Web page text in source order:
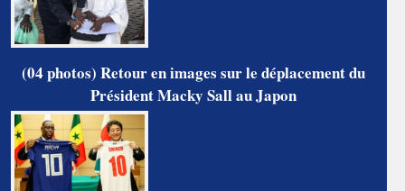
(04 photos) Retour en images sur le déplacement du
Président Macky Sall au Japon